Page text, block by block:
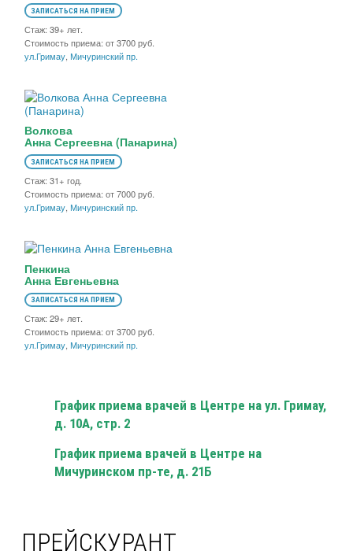
ЗАПИСАТЬСЯ НА ПРИЕМ
Стаж: 39+ лет.
Стоимость приема: от 3700 руб.
ул.Гримау, Мичуринский пр.
Волкова
Анна Сергеевна (Панарина)
ЗАПИСАТЬСЯ НА ПРИЕМ
Стаж: 31+ год.
Стоимость приема: от 7000 руб.
ул.Гримау, Мичуринский пр.
Пенкина
Анна Евгеньевна
ЗАПИСАТЬСЯ НА ПРИЕМ
Стаж: 29+ лет.
Стоимость приема: от 3700 руб.
ул.Гримау, Мичуринский пр.
График приема врачей в Центре на ул. Гримау,
д. 10А, стр. 2
График приема врачей в Центре на
Мичуринском пр-те, д. 21Б
ПРЕЙСКУРАНТ